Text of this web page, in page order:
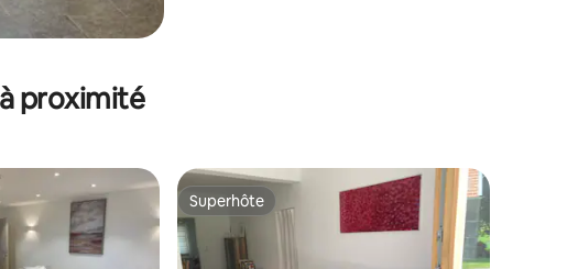
proximité
Superhôte
Superhôte